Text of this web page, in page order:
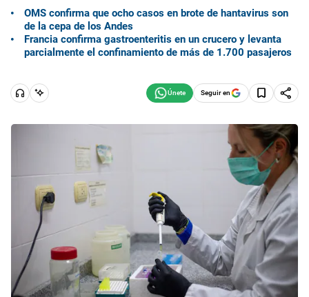
OMS confirma que ocho casos en brote de hantavirus son
de la cepa de los Andes
Francia confirma gastroenteritis en un crucero y levanta
parcialmente el confinamiento de más de 1.700 pasajeros
Seguir en